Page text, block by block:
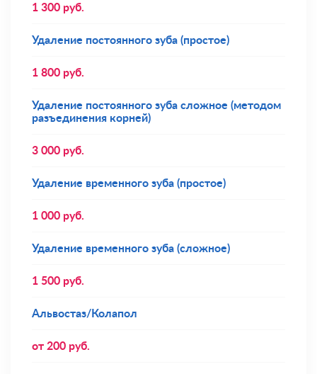
1 300 руб.
Удаление постоянного зуба (простое)
1 800 руб.
Удаление постоянного зуба сложное (методом
разъединения корней)
3 000 руб.
Удаление временного зуба (простое)
1 000 руб.
Удаление временного зуба (сложное)
1 500 руб.
Альвостаз/Колапол
от 200 руб.